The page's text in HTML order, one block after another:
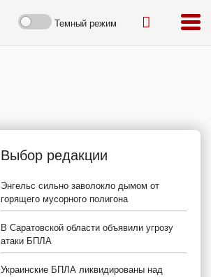
Темный режим
Выбор редакции
Энгельс сильно заволокло дымом от
горящего мусорного полигона
В Саратовской области объявили угрозу
атаки БПЛА
Украинские БПЛА ликвидированы над